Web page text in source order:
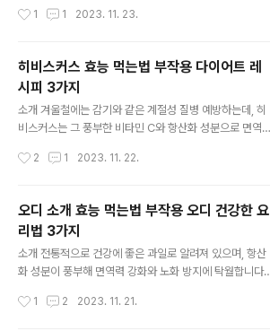
장 내 환경 개선과 소화 과정을 도와줍니다. 심장 건강 증
과 함께 수입품에 대한 접근성이 높아진 시기부터라고 볼
며, 요리와 건강에 다양하게 활용되고 있습니다. 효능 및 효
과 면역력 강화: 레몬은 비타민 C가 풍부하여 면역력을 강
화시키는데 도움을 줍니다. 소화 촉진: 신선한 레몬 주스는
소화를 돕고 변비 예방에 효과적입니다. 피부 건강: 항산화
물질이 풍부하여 피부 노화를 늦추고, 피부를 깨끗하게 유
게 썰어 물이나 차에 넣어 마실 수 있습니다. 레몬 주스: 레
1 1 2023. 11. 23.
히비스커스 효능 먹는법 부작용 다이어트 레
시피 3가지
소개 겨울철에는 감기와 같은 계절성 질병 예방하는데, 히
비스커스는 그 풍부한 비타민 C와 항산화 성분으로 면역
조절: 고혈압 관리에 도움이 됩니다. 항산화 효과: 풍부한
화를 돕고, 장 건강에도 이로워요. 섭취 방법 차로 마시기:
가장 일반적인 섭취 방법입니다. 뜨거운 물에 꽃을 담가 티
로 즐기세요. 스무디에 첨가: 영양가 있는 아침 스무디에 추
가해 보세요. 보관 방법 건조 및 서늘한 곳 보관: 습기를 피
하고 통풍이 잘 되는 곳에 보관하는 것이 중요합니다. 부작
니다. 약물 상호작용: 일부 약물과 상호작용이 있을 수 있으
2 1 2023. 11. 22.
오디 소개 효능 먹는법 부작용 오디 건강한 요
리법 3가지
소개 전통적으로 건강에 좋은 과일로 알려져 있으며, 항산
화 성분이 풍부해 면역력 강화와 노화 방지에 탁월합니다.
화 성분은 면역 체계를 강화하는 데 도움을 줍니다. 노화 방
1 2 2023. 11. 21.